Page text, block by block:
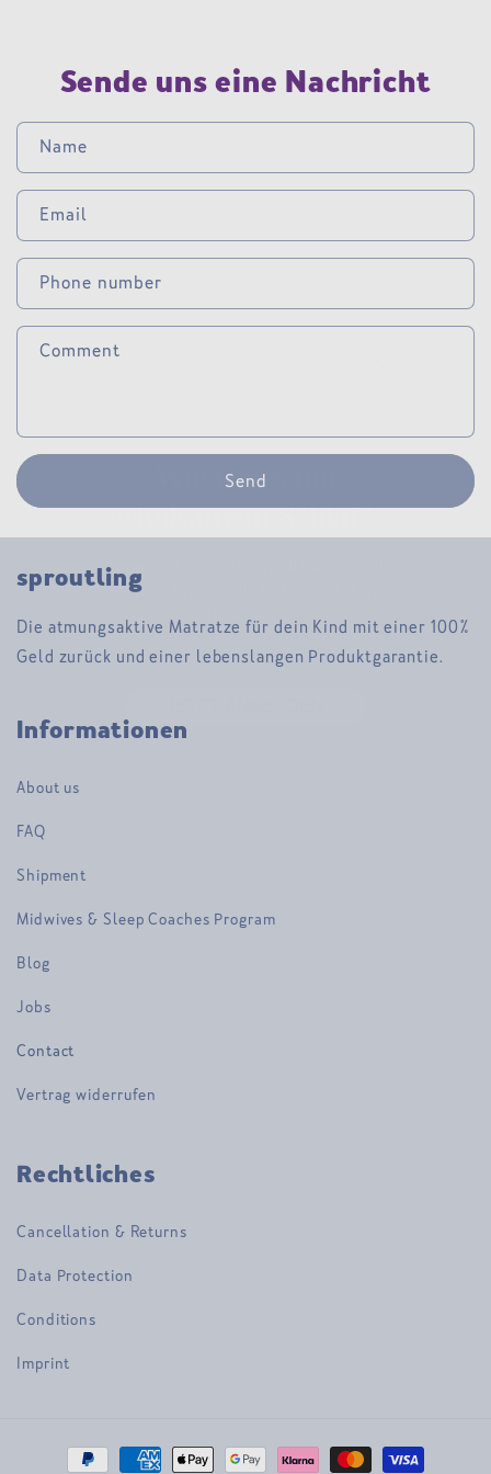
Sende uns eine Nachricht
Name
Email
Phone number
Comment
Send
sproutling
Die atmungsaktive Matratze für dein Kind mit einer 100%
Geld zurück und einer lebenslangen Produktgarantie.
Informationen
About us
FAQ
Shipment
Midwives & Sleep Coaches Program
Blog
Jobs
Contact
Vertrag widerrufen
Rechtliches
Cancellation & Returns
Data Protection
Conditions
Imprint
Payment
erholsamem
Schlaf?
dein Baby + 20€ Rabatt auf deine
Email